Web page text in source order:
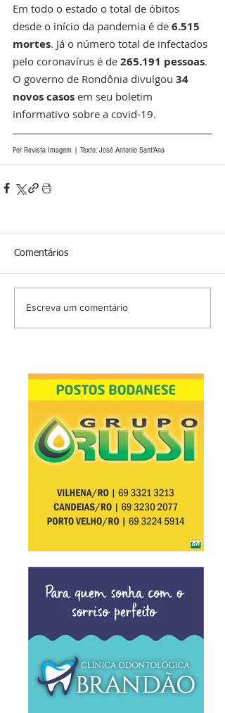
Em todo o estado o total de óbitos
desde o início da pandemia é de 6.515
mortes. Já o número total de infectados
pelo coronavírus é de 265.191 pessoas.
O governo de Rondônia divulgou 34
novos casos em seu boletim
informativo sobre a covid-19.
Por Revista Imagem | Texto: José Antonio Sant'Ana
Comentários
Escreva um comentário